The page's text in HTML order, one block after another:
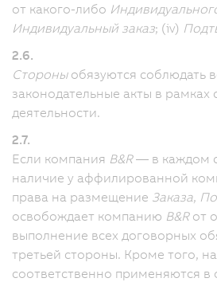
от какого-либо
Индивидуальный заказ; (iv)
2.6.
Стороныобязуются соблюдать
законодательные акты в рамках
деятельности.
2.7.
Если компания B&R— в каждом
наличие у аффилированной
права на размещение Заказа,
освобождает компанию B&Rот
выполнение всех договорных
третьей стороны. Кроме того,
соответственно применяются